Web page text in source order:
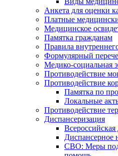
Анкета для оценки
Платные
Медицинское
Памятка гражданам
Правила
Формулярный
Медико-социальная
Противодействие
Противодействие
Памятка по
Локальные
Противодействие
Диспансеризация
Диспансерное
СВО: Меры